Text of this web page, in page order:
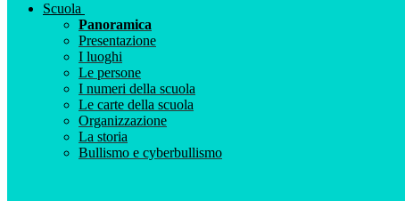
Scuola
Panoramica
Presentazione
I luoghi
Le persone
I numeri della scuola
Le carte della scuola
Organizzazione
La storia
Bullismo e cyberbullismo